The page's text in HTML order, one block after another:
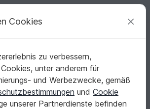
Ideen
| € (EUR) einloggen Kostenlos registrieren
Festlichkeiten Geburt
mit Rippbündchen - für Babys in 3 Größen
- Booties mit Rippbündchen -
Cookies
zu verbessern,
unter anderem für
und Werbezwecke, gemäß
und Cookie
unserer Partnerdienste befinden